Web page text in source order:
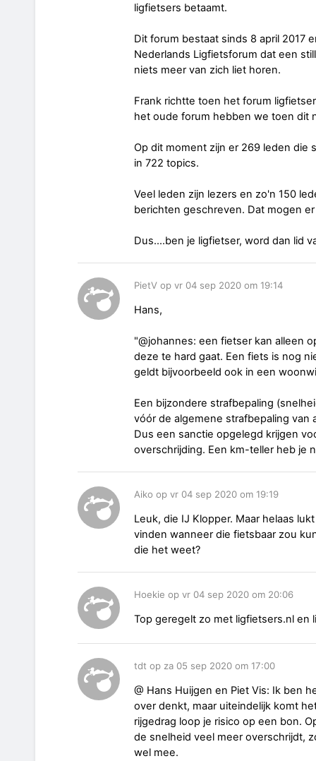
ligfietsers betaamt.
Dit forum bestaat sinds 8 april 2017
Nederlands Ligfietsforum dat een
niets meer van zich liet horen.
Frank richtte toen het forum
het oude forum hebben we toen dit
Op dit moment zijn er 269 leden die
in 722 topics.
Veel leden zijn lezers en zo'n 150
berichten geschreven. Dat mogen
Dus....ben je ligfietser, word dan lid
PietV op vr 04 sep 2020 om 19:14
Hans,
"@johannes: een fietser kan alleen
deze te hard gaat. Een fiets is nog
geldt bijvoorbeeld ook in een
Een bijzondere strafbepaling
vóór de algemene strafbepaling van
Dus een sanctie opgelegd krijgen
overschrijding. Een km-teller heb je
Aiko op vr 04 sep 2020 om 19:19
Leuk, die IJ Klopper. Maar helaas
vinden wanneer die fietsbaar zou
die het weet?
Hoekie op vr 04 sep 2020 om 20:06
Top geregelt zo met ligfietsers.nl en
tdt op za 05 sep 2020 om 17:00
@ Hans Huijgen en Piet Vis: Ik ben
over denkt, maar uiteindelijk komt
rijgedrag loop je risico op een bon.
de snelheid veel meer overschrijdt,
wel mee.